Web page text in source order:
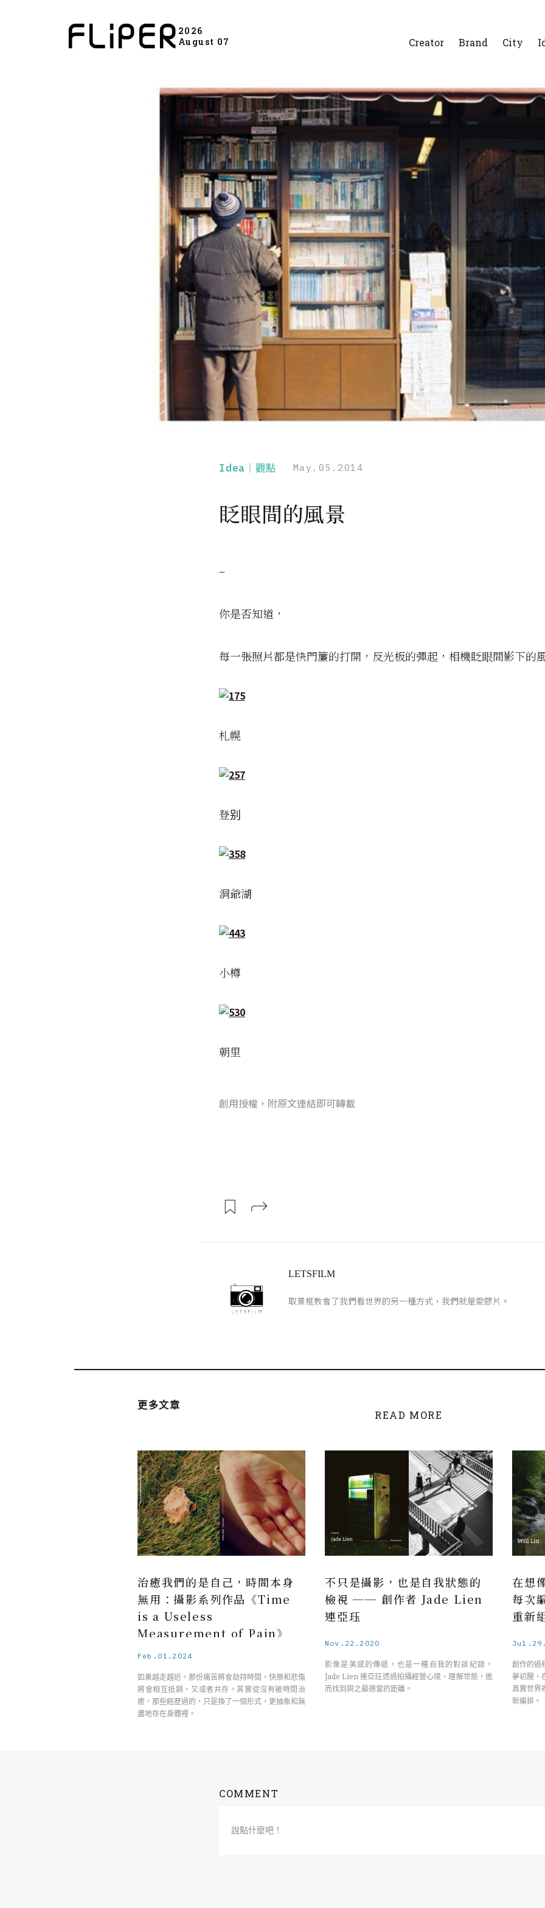
2026
August 07
Creator Brand City
Idea｜觀點 May.05.2014
眨眼間的風景
–
你是否知道，
每一張照片都是快門簾的打開，反光板的彈起，相機眨眼間影下的
札幌
登别
洞爺湖
小樽
朝里
創用授權，附原文連結即可轉載
LETSFILM
取景框教會了我們看世界的另一種方式，我們就是愛膠片。
更多文章
READ MORE
治癒我們的是自己，時間本身
無用：攝影系列作品《Time
is a Useless
Measurement of Pain》
Feb.01.2024
如果越走越近，那份痛苦將會劫持時間，快樂和悲傷
將會相互抵銷，又或者共存。其實從沒有被時間治
癒，那些經歷過的，只是換了一個形式，更抽象和無
盡地存在身體裡。
不只是攝影，也是自我狀態的
檢視 ── 創作者 Jade Lien
連亞珏
Nov.22.2020
影像是美感的傳遞，也是一種自我的對談紀錄，
Jade Lien 連亞珏透過拍攝經營心境、理解世態，進
而找到與之最適當的距離。
在想
每次
重新
創作的過
夢初醒，
真實世界
新編排。
COMMENT
說點什麼吧！